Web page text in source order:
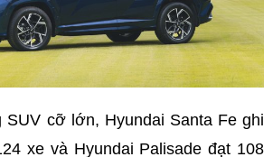
cỡ lớn, Hyundai Santa Fe ghi
xe và Hyundai Palisade đạt 108